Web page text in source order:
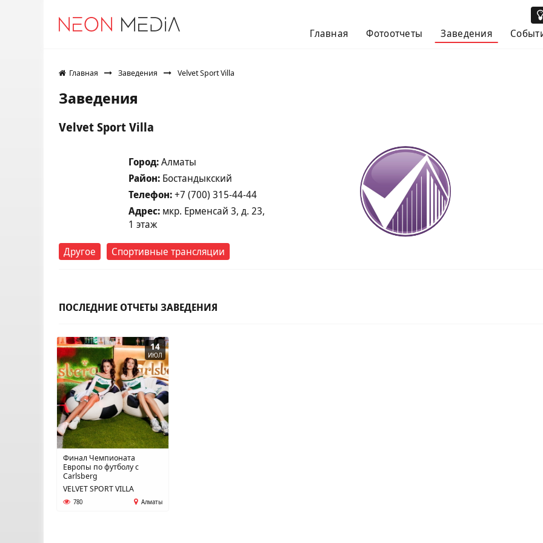
Главная Фотоотчеты Заведения
Главная Заведения Velvet Sport Villa
Заведения
Velvet Sport Villa
Город:Алматы
Район: Бостандыкский
Телефон:+7 (700) 315-44-44
Адрес: ​мкр. Ерменсай 3, д. 23,​
1 этаж
Другое Спортивные трансляции
ПОСЛЕДНИЕ ОТЧЕТЫ ЗАВЕДЕНИЯ
14
ИЮЛ
Финал Чемпионата
Европы по футболу с
Carlsberg
VELVET SPORT VILLA
780 Алматы